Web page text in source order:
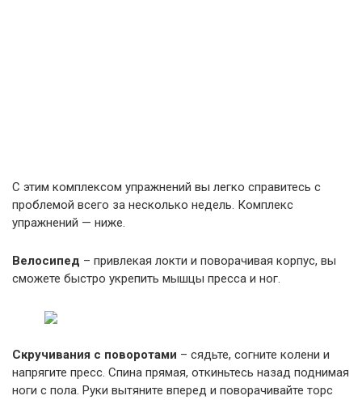
С этим комплексом упражнений вы легко справитесь с
проблемой всего за несколько недель. Комплекс
упражнений — ниже.
Велосипед – привлекая локти и поворачивая корпус, вы
сможете быстро укрепить мышцы пресса и ног.
Скручивания с поворотами – сядьте, согните колени и
напрягите пресс. Спина прямая, откиньтесь назад поднимая
ноги с пола. Руки вытяните вперед и поворачивайте торс